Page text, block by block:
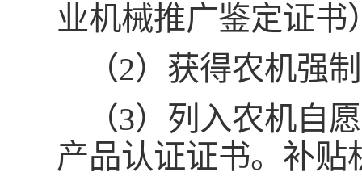
业机械推广鉴定证书
（2）获得农机强
（3）列入农机自
产品认证证书。补